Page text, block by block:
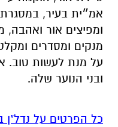
אמ״ית בעיר,
ומפיצים אור ואהבה,
מנקים ומסדרים
על מנת לעשות טוב.
ובני הנוער שלה.
כל הפרטים על